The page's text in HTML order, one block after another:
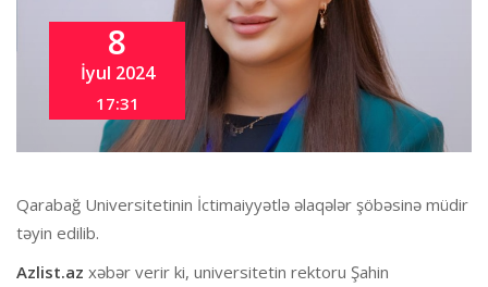
8
İyul 2024
17:31
Qarabağ Universitetinin İctimaiyyətlə əlaqələr şöbəsinə müdir
təyin edilib.
Azlist.az xəbər verir ki, universitetin rektoru Şahin